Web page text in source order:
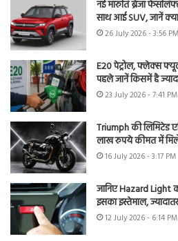
नई मारुति ब्रेजा
साथ आई SUV, जानें
26 July 2026 - 3:56 PM
E20 पेट्रोल, फ्लेक्स
पहले जानें किसमें है
23 July 2026 - 7:41 PM
Triumph की लिमिटेड
लाख रुपये कीमत में
16 July 2026 - 3:17 PM
जानिए Hazard
इसका इस्तेमाल,
12 July 2026 - 6:14 PM